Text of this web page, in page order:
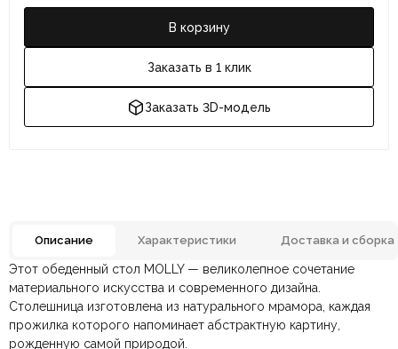
В корзину
Заказать в 1 клик
Заказать 3D-модель
Описание Характеристики Доставка и сборка
Этот обеденный стол MOLLY — великолепное сочетание
материального искусства и современного дизайна.
Столешница изготовлена ​​из натурального мрамора, каждая
прожилка которого напоминает абстрактную картину,
рожденную самой природой.
Материал
Массив, Металл, Мрамор
натуральный
Цвет
Бронза, Светло-серый,
По всей России:отправляем через транспортную
компаниюСДЭК. Срок доставки —
Оплата в салоне-магазине— наличными или картой
при самовывозе.
Отзывов ещё нет. Напишите первым.